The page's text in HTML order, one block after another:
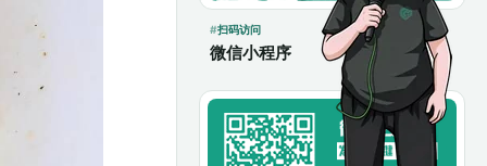
扫码访问
微信小程序